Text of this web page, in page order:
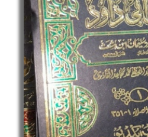
Dawood
Vols
نعمۃ
الودود